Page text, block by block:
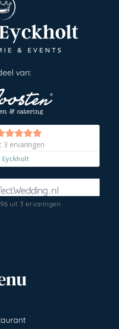
van:
9.6 uit 3 ervaringen